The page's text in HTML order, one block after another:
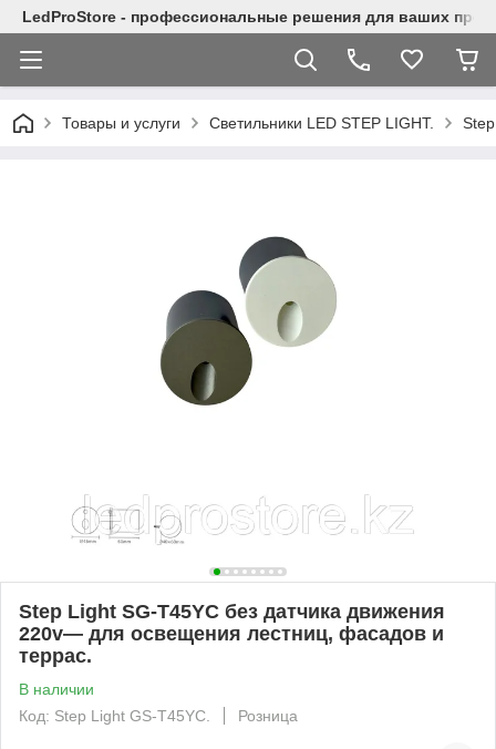
LedProStore - профессиональные решения для ваших
Товары и услуги Светильники LED STEP LIGHT.
Step Light SG-T45YC без датчика движения
220v— для освещения лестниц, фасадов и
террас.
В наличии
Код: Step Light GS-T45YC.
Розница